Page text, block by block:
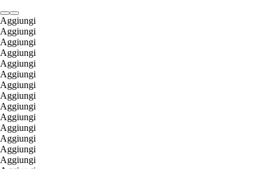
Aggiungi
Aggiungi
Aggiungi
Aggiungi
Aggiungi
Aggiungi
Aggiungi
Aggiungi
Aggiungi
Aggiungi
Aggiungi
Aggiungi
Aggiungi
Aggiungi